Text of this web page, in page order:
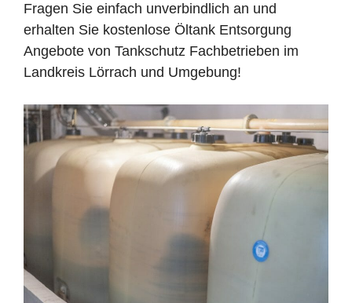
Fragen Sie einfach unverbindlich an und
erhalten Sie kostenlose Öltank Entsorgung
Angebote von Tankschutz Fachbetrieben im
Landkreis Lörrach und Umgebung!